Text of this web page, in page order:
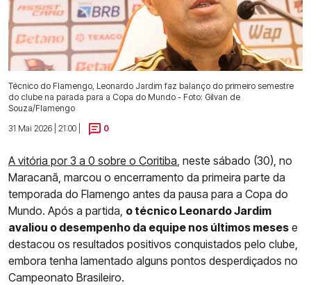
Técnico do Flamengo, Leonardo Jardim faz balanço do primeiro semestre
do clube na parada para a Copa do Mundo - Foto: Gilvan de
Souza/Flamengo
31 Mai 2026 | 21:00 |
0
A vitória por 3 a 0 sobre o Coritiba , neste sábado (30), no
Maracanã, marcou o encerramento da primeira parte da
temporada do Flamengo antes da pausa para a Copa do
Mundo. Após a partida, o técnico Leonardo Jardim
avaliou o desempenho da equipe nos últimos meses e
destacou os resultados positivos conquistados pelo clube,
embora tenha lamentado alguns pontos desperdiçados no
Campeonato Brasileiro.